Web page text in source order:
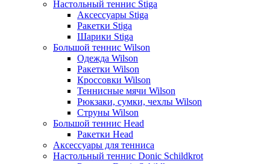
Настольный теннис Stiga
Аксессуары Stiga
Ракетки Stiga
Шарики Stiga
Большой теннис Wilson
Одежда Wilson
Ракетки Wilson
Кроссовки Wilson
Теннисные мячи Wilson
Рюкзаки, сумки, чехлы Wilson
Струны Wilson
Большой теннис Head
Ракетки Head
Аксессуары для тенниса
Настольный теннис Donic Schildkrot